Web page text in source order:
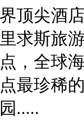
顶尖酒
求斯旅
，全球
最珍稀
.....